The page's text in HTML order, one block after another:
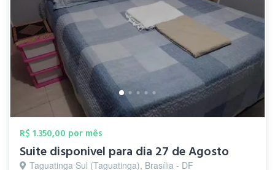
R$ 1.350,00 por mês
Suite disponivel para dia 27 de Agosto
Taguatinga Sul (Taguatinga), Brasília - DF